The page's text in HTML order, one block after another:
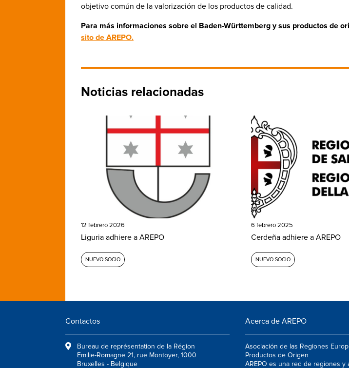
objetivo común de la valorización de los productos de calidad.
Para más informaciones sobre el Baden-Württemberg y sus productos de
sito de AREPO.
Noticias relacionadas
12 febrero 2026
Liguria adhiere a AREPO
NUEVO SOCIO
6 febrero 2025
Cerdeña adhiere a AREPO
NUEVO SOCIO
Contactos
Bureau de représentation de la Région
Emilie-Romagne 21, rue Montoyer, 1000
Bruxelles - Belgique
Acerca de AREPO
Asociación de las Regiones
Productos de Origen
AREPO es una red de regiones y